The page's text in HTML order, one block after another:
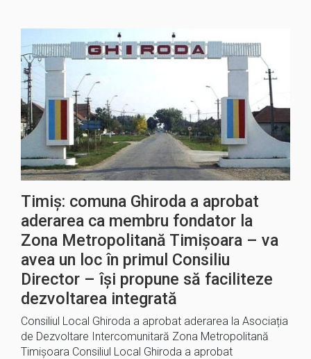
Timiș: comuna Ghiroda a aprobat
aderarea ca membru fondator la
Zona Metropolitană Timișoara – va
avea un loc în primul Consiliu
Director – își propune să faciliteze
dezvoltarea integrată
Consiliul Local Ghiroda a aprobat aderarea la Asociația
de Dezvoltare Intercomunitară Zona Metropolitană
Timișoara Consiliul Local Ghiroda a aprobat